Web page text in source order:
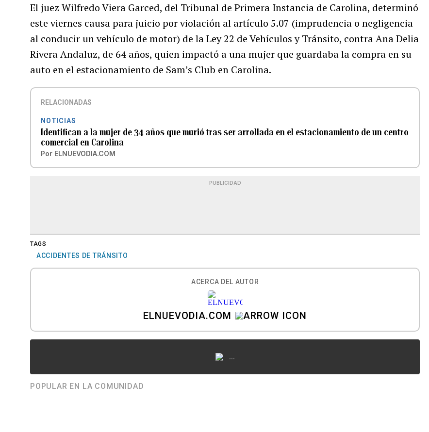
El juez Wilfredo Viera Garced, del Tribunal de Primera Instancia de Carolina, determinó
este viernes causa para juicio por violación al artículo 5.07 (imprudencia o negligencia
al conducir un vehículo de motor) de la Ley 22 de Vehículos y Tránsito, contra Ana Delia
Rivera Andaluz, de 64 años, quien impactó a una mujer que guardaba la compra en su
auto en el estacionamiento de Sam’s Club en Carolina.
RELACIONADAS
NOTICIAS
Identifican a la mujer de 34 años que murió tras ser arrollada en el estacionamiento de un centro
comercial en Carolina
Por ELNUEVODIA.COM
PUBLICIDAD
TAGS
ACCIDENTES DE TRÁNSITO
ACERCA DEL AUTOR
ELNUEVODIA.COM
...
POPULAR EN LA COMUNIDAD